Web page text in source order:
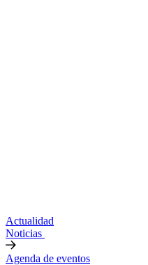
Actualidad
Noticias
Agenda de eventos